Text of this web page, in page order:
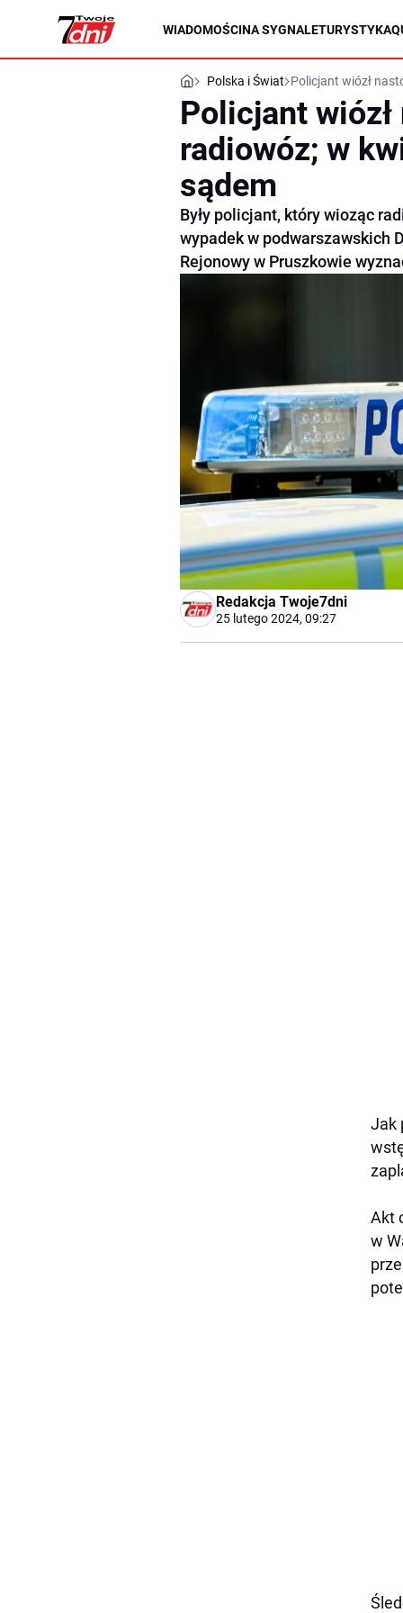
WIADOMOŚCINA SYGNALETURYSTYKA
Polska i Świat Policjant wiózł
Policjant
radiowóz; w
sądem
Były policjant, który wioząc
wypadek w podwarszawskich
Rejonowy w Pruszkowie
Redakcja Twoje7dni
25 lutego 2024, 09:27
Jak
Akt
w